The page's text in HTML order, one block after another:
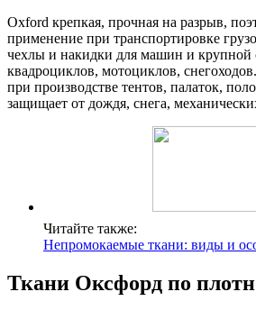
Oxford крепкая, прочная на разрыв,
применение при транспортировке
чехлы и накидки для машин и крупной
квадроциклов, мотоциклов,
при производстве тентов, палаток,
защищает от дождя, снега,
Читайте также:
Непромокаемые ткани: виды и
Ткани Оксфорд по